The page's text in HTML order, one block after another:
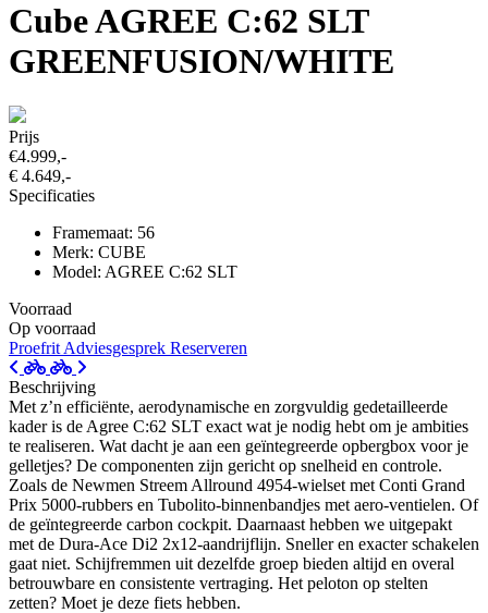
Cube AGREE C:62 SLT
GREENFUSION/WHITE
Prijs
€4.999,-
€ 4.649,-
Specificaties
Framemaat: 56
Merk: CUBE
Model: AGREE C:62 SLT
Voorraad
Op voorraad
Proefrit Adviesgesprek Reserveren
Beschrijving
Met z’n efficiënte, aerodynamische en zorgvuldig gedetailleerde
kader is de Agree C:62 SLT exact wat je nodig hebt om je ambities
te realiseren. Wat dacht je aan een geïntegreerde opbergbox voor je
gelletjes? De componenten zijn gericht op snelheid en controle.
Zoals de Newmen Streem Allround 4954-wielset met Conti Grand
Prix 5000-rubbers en Tubolito-binnenbandjes met aero-ventielen. Of
de geïntegreerde carbon cockpit. Daarnaast hebben we uitgepakt
met de Dura-Ace Di2 2x12-aandrijflijn. Sneller en exacter schakelen
gaat niet. Schijfremmen uit dezelfde groep bieden altijd en overal
betrouwbare en consistente vertraging. Het peloton op stelten
zetten? Moet je deze fiets hebben.